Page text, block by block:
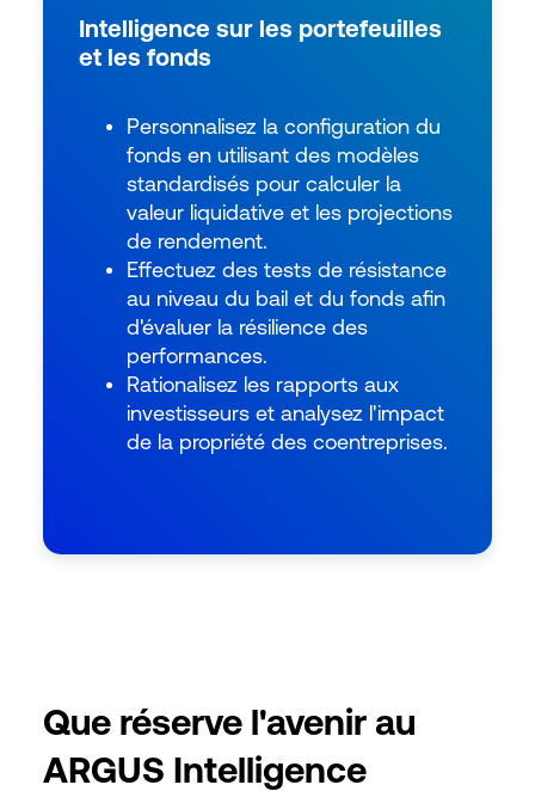
Intelligence sur les portefeuilles
et les fonds
Personnalisez la configuration du
fonds en utilisant des modèles
standardisés pour calculer la
valeur liquidative et les projections
de rendement.
Effectuez des tests de résistance
au niveau du bail et du fonds afin
d'évaluer la résilience des
performances.
Rationalisez les rapports aux
investisseurs et analysez l'impact
de la propriété des coentreprises.
Que réserve l'avenir au
ARGUS Intelligence